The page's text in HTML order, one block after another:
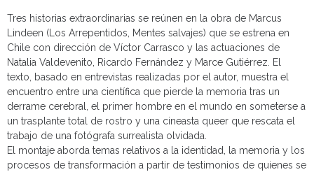
Tres historias extraordinarias se reúnen en la obra de Marcus
Lindeen (Los Arrepentidos, Mentes salvajes) que se estrena en
Chile con dirección de Víctor Carrasco y las actuaciones de
Natalia Valdevenito, Ricardo Fernández y Marce Gutiérrez. El
texto, basado en entrevistas realizadas por el autor, muestra el
encuentro entre una científica que pierde la memoria tras un
derrame cerebral, el primer hombre en el mundo en someterse a
un trasplante total de rostro y una cineasta queer que rescata el
trabajo de una fotógrafa surrealista olvidada.
El montaje aborda temas relativos a la identidad, la memoria y los
procesos de transformación a partir de testimonios de quienes se